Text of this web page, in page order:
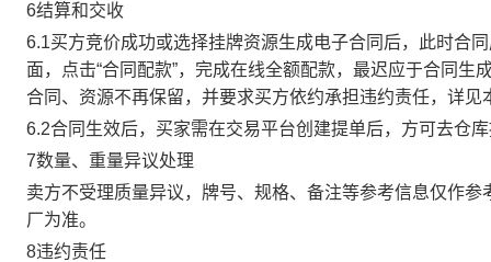
6结算和交收
6.1买方竞价成功或选择挂牌资源生成电子合同后，此时合
面，点击“合同配款”，完成在线全额配款，最迟应于合同
合同、资源不再保留，并要求买方依约承担违约责任，详见
6.2合同生效后，买家需在交易平台创建提单后，方可去仓
7数量、重量异议处理
卖方不受理质量异议，牌号、规格、备注等参考信息仅作
厂为准。
8违约责任